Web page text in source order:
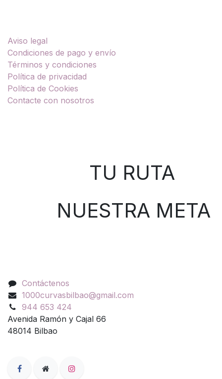
Aviso legal
Condiciones de pago y envío
Términos y condiciones
Política de privacidad
Política de Cookies
Contacte con nosotros
TU RUTA
NUESTRA META
Contáctenos
1000curvasbilbao@gmail.com
944 653 424
Avenida Ramón y Cajal 66
48014 Bilbao